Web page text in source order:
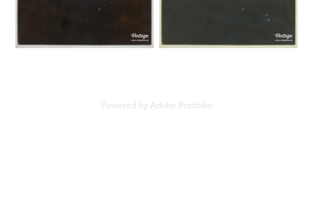
Powered by Adobe Portfolio